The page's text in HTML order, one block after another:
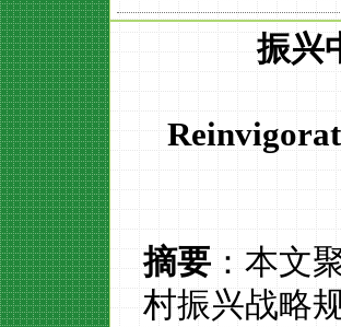
振兴
摘要：本文
村振兴战略